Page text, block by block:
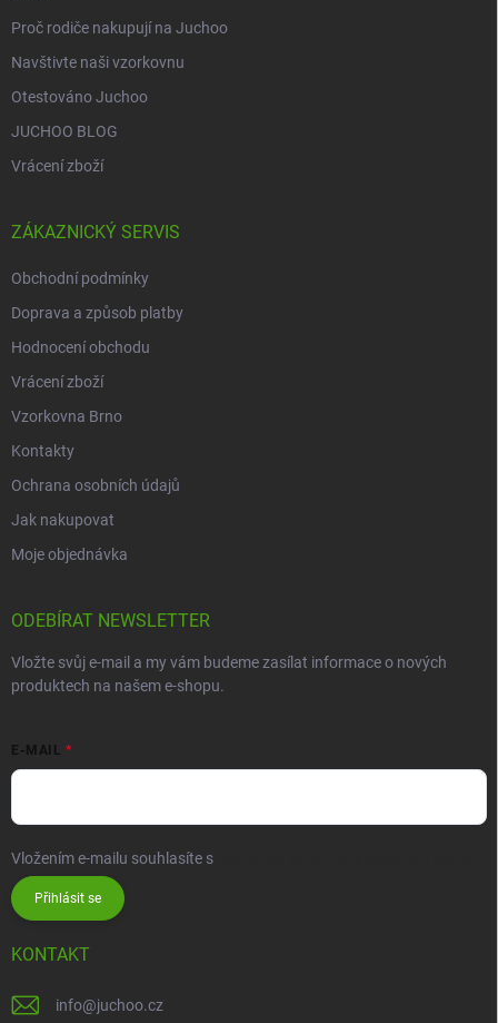
Proč rodiče nakupují na Juchoo
Navštivte naši vzorkovnu
Otestováno Juchoo
JUCHOO BLOG
Vrácení zboží
ZÁKAZNICKÝ SERVIS
Obchodní podmínky
Doprava a způsob platby
Hodnocení obchodu
Vrácení zboží
Vzorkovna Brno
Kontakty
Ochrana osobních údajů
Jak nakupovat
Moje objednávka
ODEBÍRAT NEWSLETTER
Vložte svůj e-mail a my vám budeme zasílat informace o nových
produktech na našem e-shopu.
E-MAIL
Vložením e-mailu souhlasíte s
Přihlásit se
KONTAKT
info@juchoo.cz